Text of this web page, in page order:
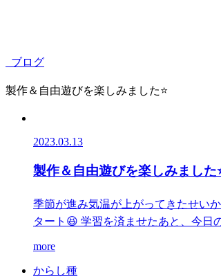
ブログ
製作＆自由遊びを楽しみました⭐
2023.03.13
製作＆自由遊びを楽しみました
季節が進み気温が上がってきたせい
タート😆 学習を済ませたあと、今
more
から し種